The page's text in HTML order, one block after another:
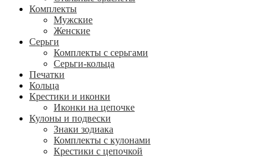
Комплекты
Мужские
Женские
Серьги
Комплекты с серьгами
Серьги-кольца
Печатки
Кольца
Крестики и иконки
Иконки на цепочке
Кулоны и подвески
Знаки зодиака
Комплекты с кулонами
Крестики с цепочкой